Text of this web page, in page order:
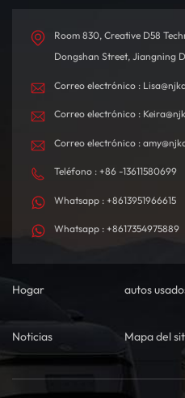
Room 830, Creative D58
Dongshan Street, Jiangning
Correo electrónico :
Correo electrónico :
Correo electrónico :
Teléfono : +86 -13611580699
Whatsapp : +8613951966615
Whatsapp : +8617354975889
Hogar autos
Noticias
Mapa del